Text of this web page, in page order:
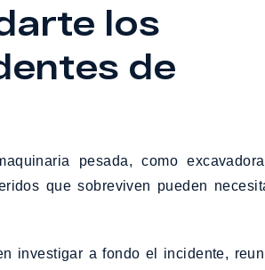
los
de
pesada, como
que sobreviven pueden
investigar a fondo el incidente,